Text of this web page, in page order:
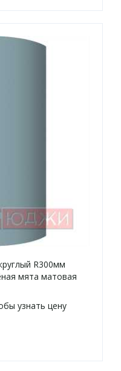
R300мм
мята матовая
узнать цену